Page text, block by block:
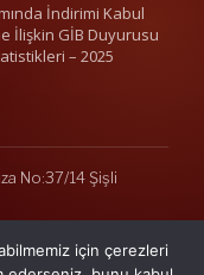
İndirimi Kabul
İlişkin GİB Duyurusu
– 2025
No:37/14 Şişli
için çerezleri